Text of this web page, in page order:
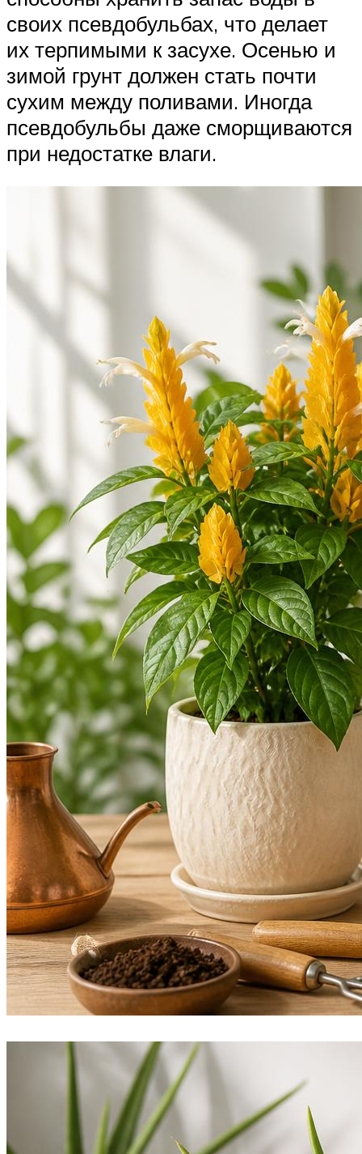
своих псевдобульбах, что делает
их терпимыми к засухе. Осенью и
зимой грунт должен стать почти
сухим между поливами. Иногда
псевдобульбы даже сморщиваются
при недостатке влаги.